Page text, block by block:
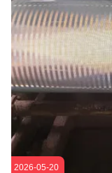
2026-05-20